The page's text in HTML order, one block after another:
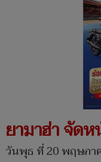
ยามาฮ่า จัด
วันพุธ ที่ 20 พฤษภา